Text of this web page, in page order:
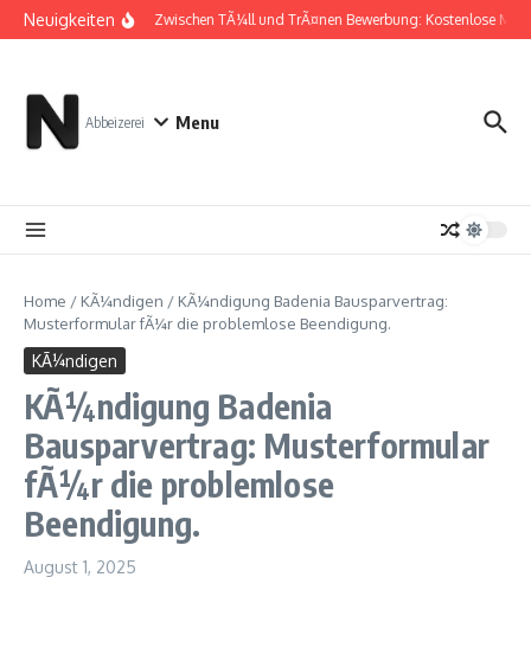
Zum Inhalt springen
Neuigkeiten Zwischen TÃ¼ll und TrÃ¤nen Bewerbung: Kostenlose
Abbeizerei Menu
Home / KÃ¼ndigen / KÃ¼ndigung Badenia Bausparvertrag:
Musterformular fÃ¼r die problemlose Beendigung.
KÃ¼ndigen
KÃ¼ndigung Badenia
Bausparvertrag: Musterformular
fÃ¼r die problemlose
Beendigung.
August 1, 2025